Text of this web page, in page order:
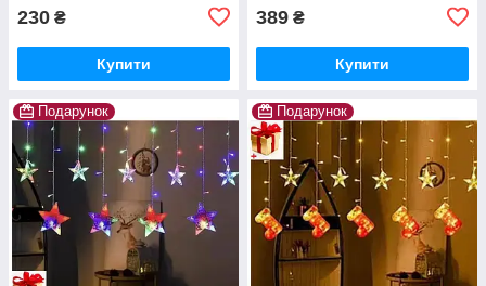
230 ₴
Купити
389 ₴
Купити
Подарунок Подарунок